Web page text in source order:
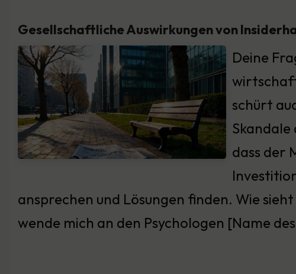
Gesellschaftliche Auswirkungen von
Deine
schürt
dass der
ansprechen und Lösungen finden. Wie
wende mich an den Psychologen [Name